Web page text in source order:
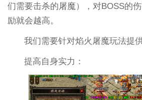
们需要击杀的屠魔），对BOSS的
励就会越高。
我们需要针对焰火屠魔玩法提
提高自身实力：